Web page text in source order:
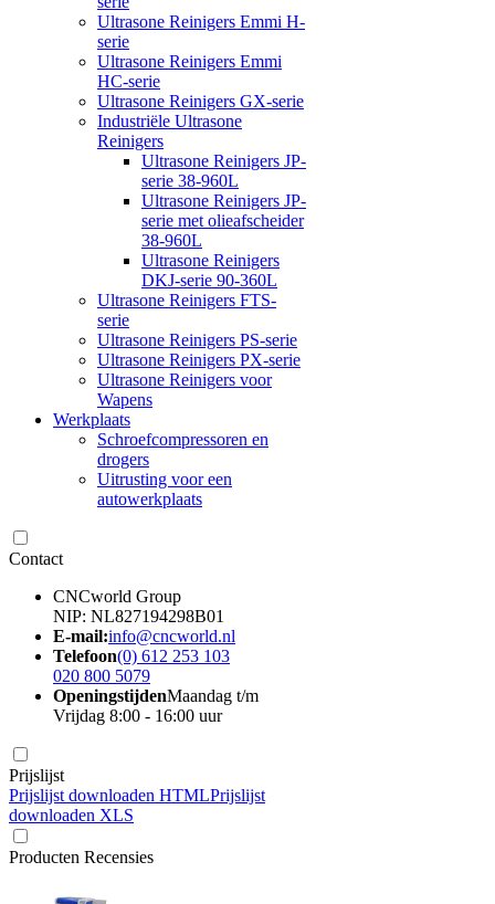
Ultrasone Reinigers Emmi H-
serie
Ultrasone Reinigers Emmi
HC-serie
Ultrasone Reinigers GX-serie
Industriële Ultrasone
Reinigers
Ultrasone Reinigers JP-
serie 38-960L
Ultrasone Reinigers JP-
serie met olieafscheider
38-960L
Ultrasone Reinigers
DKJ-serie 90-360L
Ultrasone Reinigers FTS-
serie
Ultrasone Reinigers PS-serie
Ultrasone Reinigers PX-serie
Ultrasone Reinigers voor
Wapens
Werkplaats
Schroefcompressoren en
drogers
Uitrusting voor een
autowerkplaats
Contact
CNCworld Group
NIP: NL827194298B01
E-mail:info@cncworld.nl
Telefoon(0) 612 253 103
020 800 5079
OpeningstijdenMaandag t/m
Vrijdag 8:00 - 16:00 uur
Prijslijst
Prijslijst downloaden HTMLPrijslijst
downloaden XLS
Producten Recensies